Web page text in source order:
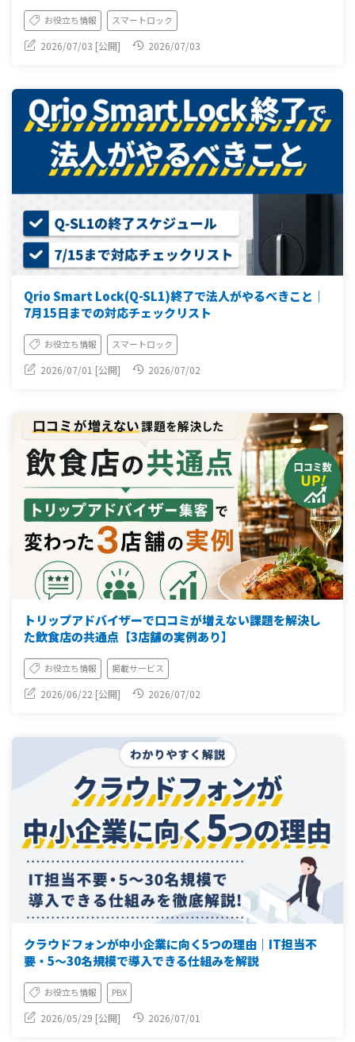
お役立ち情報 スマートロック
2026/07/03 [公開] 2026/07/03
Qrio Smart Lock(Q-SL1)終了で法人がやるべきこと｜
7月15日までの対応チェックリスト
お役立ち情報 スマートロック
2026/07/01 [公開] 2026/07/02
トリップアドバイザーで口コミが増えない課題を解決し
た飲食店の共通点【3店舗の実例あり】
お役立ち情報 掲載サービス
2026/06/22 [公開] 2026/07/02
クラウドフォンが中小企業に向く5つの理由｜IT担当不
要・5〜30名規模で導入できる仕組みを解説
お役立ち情報 PBX
2026/05/29 [公開] 2026/07/01